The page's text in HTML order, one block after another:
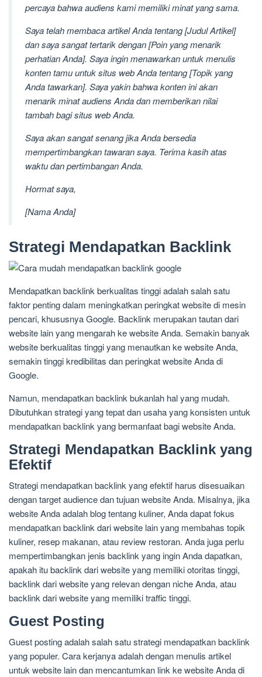
percaya bahwa audiens kami memiliki minat yang sama.
Saya telah membaca artikel Anda tentang [Judul Artikel]
dan saya sangat tertarik dengan [Poin yang menarik
perhatian Anda]. Saya ingin menawarkan untuk menulis
konten tamu untuk situs web Anda tentang [Topik yang
Anda tawarkan]. Saya yakin bahwa konten ini akan
menarik minat audiens Anda dan memberikan nilai
tambah bagi situs web Anda.
Saya akan sangat senang jika Anda bersedia
mempertimbangkan tawaran saya. Terima kasih atas
waktu dan pertimbangan Anda.
Hormat saya,
[Nama Anda]
Strategi Mendapatkan Backlink
Mendapatkan backlink berkualitas tinggi adalah salah satu
faktor penting dalam meningkatkan peringkat website di mesin
pencari, khususnya Google. Backlink merupakan tautan dari
website lain yang mengarah ke website Anda. Semakin banyak
website berkualitas tinggi yang menautkan ke website Anda,
semakin tinggi kredibilitas dan peringkat website Anda di
Google.
Namun, mendapatkan backlink bukanlah hal yang mudah.
Dibutuhkan strategi yang tepat dan usaha yang konsisten untuk
mendapatkan backlink yang bermanfaat bagi website Anda.
Strategi Mendapatkan Backlink yang
Efektif
Strategi mendapatkan backlink yang efektif harus disesuaikan
dengan target audience dan tujuan website Anda. Misalnya, jika
website Anda adalah blog tentang kuliner, Anda dapat fokus
mendapatkan backlink dari website lain yang membahas topik
kuliner, resep makanan, atau review restoran. Anda juga perlu
mempertimbangkan jenis backlink yang ingin Anda dapatkan,
apakah itu backlink dari website yang memiliki otoritas tinggi,
backlink dari website yang relevan dengan niche Anda, atau
backlink dari website yang memiliki traffic tinggi.
Guest Posting
Guest posting adalah salah satu strategi mendapatkan backlink
yang populer. Cara kerjanya adalah dengan menulis artikel
untuk website lain dan mencantumkan link ke website Anda di